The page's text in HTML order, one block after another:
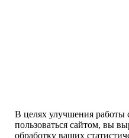
В целях улучшения работы
пользоваться сайтом, вы
обработку ваших